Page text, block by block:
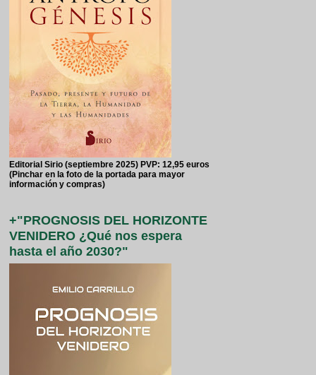
Editorial Sirio (septiembre 2025) PVP: 12,95 euros
(Pinchar en la foto de la portada para mayor
información y compras)
+"PROGNOSIS DEL HORIZONTE
VENIDERO ¿Qué nos espera
hasta el año 2030?"